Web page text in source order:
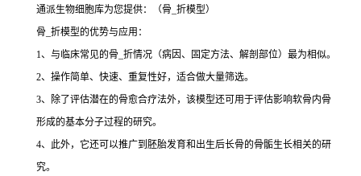
通派生物细胞库为您提供：（骨_折模型）
骨_折模型的优势与应用：
1、与临床常见的骨_折情况（病因、固定方法、解剖部位）最为相似。
2、操作简单、快速、重复性好，适合做大量筛选。
3、除了评估潜在的骨愈合疗法外，该模型还可用于评估影响软骨内骨
形成的基本分子过程的研究。
4、此外，它还可以推广到胚胎发育和出生后长骨的骨骺生长相关的研
究。